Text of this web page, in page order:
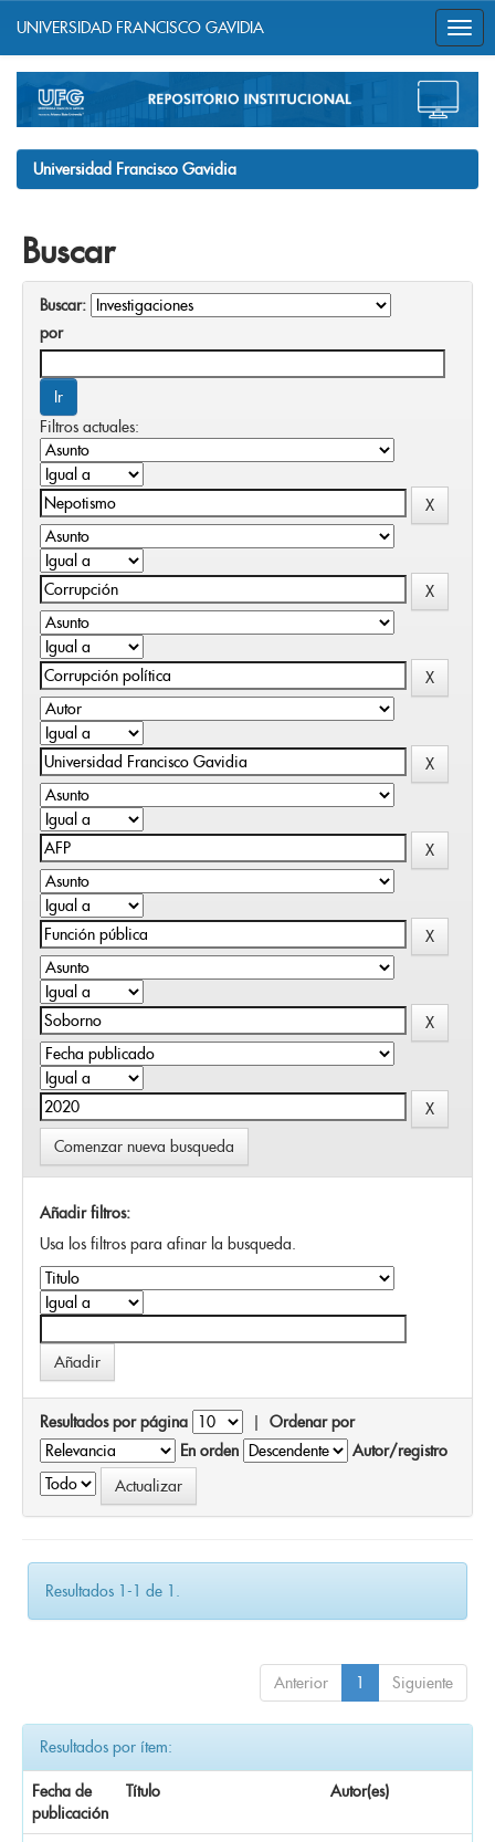
navigation
UNIVERSIDAD FRANCISCO GAVIDIA
Universidad Francisco Gavidia
Buscar
Buscar:
por
Filtros actuales:
Comenzar nueva busqueda
Añadir filtros:
Usa los filtros para afinar la busqueda.
Resultados por página | Ordenar por
En orden
Autor/registro
Resultados 1-1 de 1.
Anterior 1 Siguiente
Resultados por ítem:
Fecha de
publicación
Título Autor(es)